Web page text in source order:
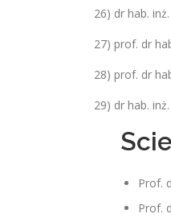
26) dr hab.
27) prof. dr
28) prof. dr
29) dr hab.
Prof.
Prof.